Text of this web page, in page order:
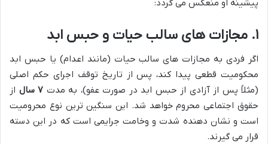
پیشینه او منعکس می گردد:
۱. مجازات های سالب حیات و حبس ابد
اگر فردی به مجازات های سالب حیات (مانند اعدام) یا حبس ابد
محکومیت قطعی پیدا کند، پس از تاریخ توقف اجرای حکم اصلی
(مثلاً پس از آزادی از حبس ابد در صورت عفو)، به مدت ۷ سال
از
حقوق اجتماعی محروم خواهد شد. این سنگین ترین نوع محرومیت
است و نشان دهنده شدت و وخامت جرایمی است که در این دسته
قرار می گیرند.